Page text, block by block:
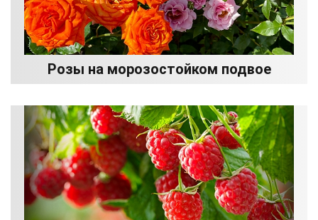
Розы на морозостойком подвое